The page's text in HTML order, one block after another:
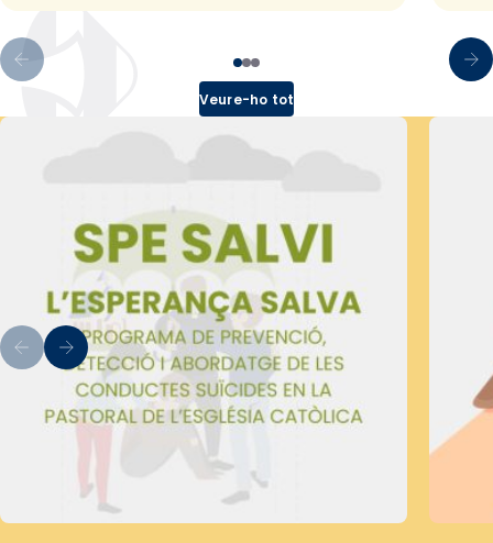
Veure-ho tot